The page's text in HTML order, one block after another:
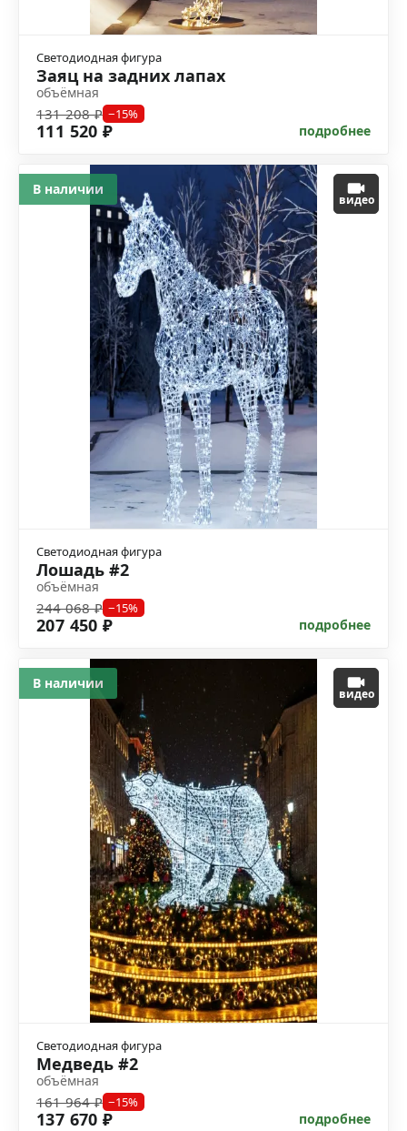
Светодиодная фигура
Заяц на задних лапах
объёмная
131 208 ₽ −15%
111 520 ₽ подробнее
видео
Светодиодная фигура
Лошадь #2
объёмная
244 068 ₽ −15%
207 450 ₽ подробнее
В наличии
видео
Светодиодная фигура
Медведь #2
объёмная
161 964 ₽ −15%
137 670 ₽ подробнее
В наличии